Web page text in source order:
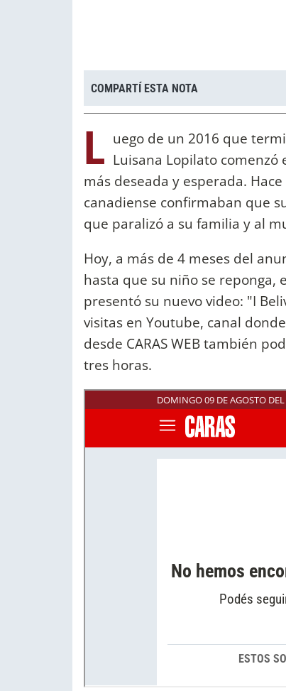
COMPARTÍ ESTA NOTA
L uego de un 2016 que
Luisana Lopilato comenzó
más deseada y esperada.
canadiense confirmaban que
que paralizó a su familia y al
Hoy, a más de 4 meses del
hasta que su niño se
presentó su nuevo video: "I
visitas en Youtube, canal
desde CARAS WEB también
tres horas.